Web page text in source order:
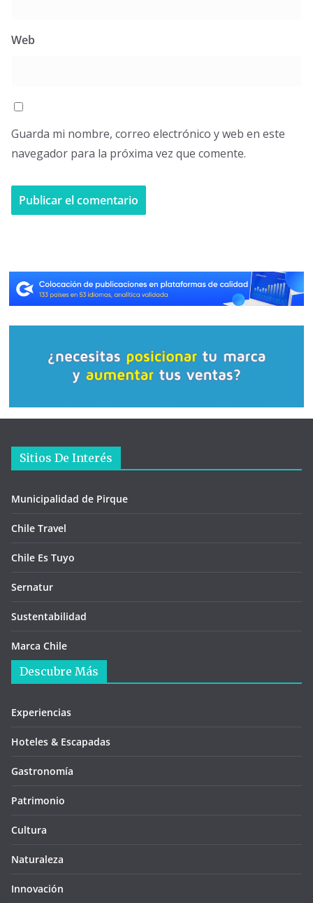
Web
Guarda mi nombre, correo electrónico y web en este
navegador para la próxima vez que comente.
Sitios De Interés
Municipalidad de Pirque
Chile Travel
Chile Es Tuyo
Sernatur
Sustentabilidad
Marca Chile
Descubre Más
Experiencias
Hoteles & Escapadas
Gastronomía
Patrimonio
Cultura
Naturaleza
Innovación